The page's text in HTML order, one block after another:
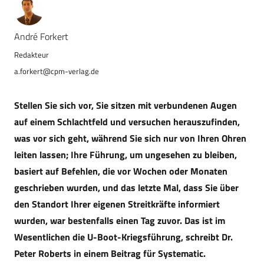
André Forkert
a.forkert@cpm-verlag.de
Stellen Sie sich vor, Sie sitzen mit verbundenen Augen
auf einem Schlachtfeld und versuchen herauszufinden,
was vor sich geht, während Sie sich nur von Ihren Ohren
leiten lassen; Ihre Führung, um ungesehen zu bleiben,
basiert auf Befehlen, die vor Wochen oder Monaten
geschrieben wurden, und das letzte Mal, dass Sie über
den Standort Ihrer eigenen Streitkräfte informiert
wurden, war bestenfalls einen Tag zuvor. Das ist im
Wesentlichen die U-Boot-Kriegsführung, schreibt Dr.
Peter Roberts in einem Beitrag für Systematic.